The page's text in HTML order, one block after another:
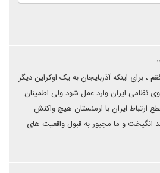
، برای اینکه آذربایجان به یک اوکراین دیگر
نظامی ایران وارد عمل شود ولی اطمینان
ارتباط ایران با ارمنستان هیچ واکنش
انگیخت و ما مجبور به قبول واقعیت های